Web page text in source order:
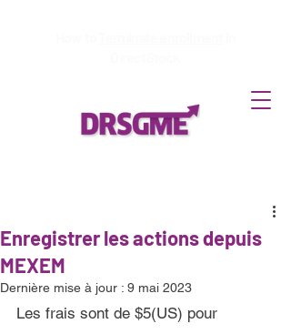
Enregistrer les actions depuis
MEXEM
Dernière mise à jour : 9 mai 2023
Les frais sont de $5(US) pour